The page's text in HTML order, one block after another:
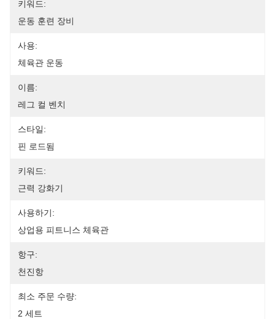
키워드:
운동 훈련 장비
사용:
체육관 운동
이름:
레그 컬 벤치
스타일:
핀 로드됨
키워드:
근력 강화기
사용하기:
상업용 피트니스 체육관
항구:
천진항
최소 주문 수량:
2 세트